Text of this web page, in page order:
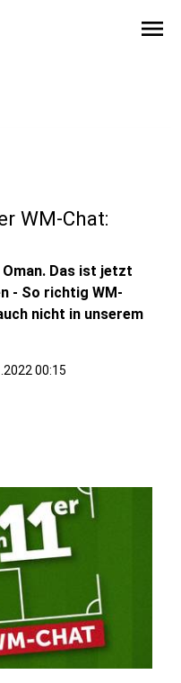
menu
WM-Chat:
Oman. Das ist jetzt
- So richtig WM-
nicht in unserem
00:15